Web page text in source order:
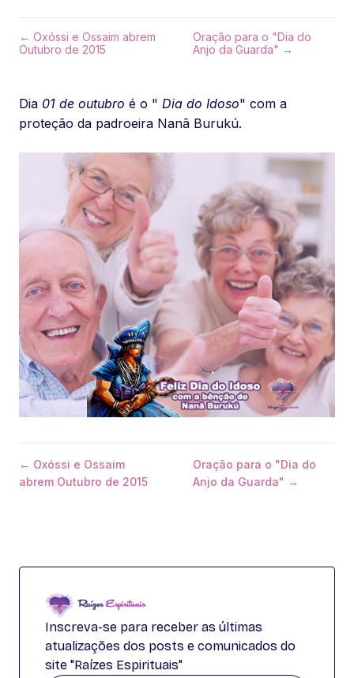
← Oxóssi e Ossaim abrem
Outubro de 2015
Oração para o "Dia do
Anjo da Guarda" →
Dia 01 de outubro é o " Dia do Idoso" com a
proteção da padroeira Nanã Burukú.
← Oxóssi e Ossaim
abrem Outubro de 2015
Oração para o "Dia do
Anjo da Guarda" →
Inscreva-se para receber as últimas
atualizações dos posts e comunicados do
site "Raízes Espirituais"